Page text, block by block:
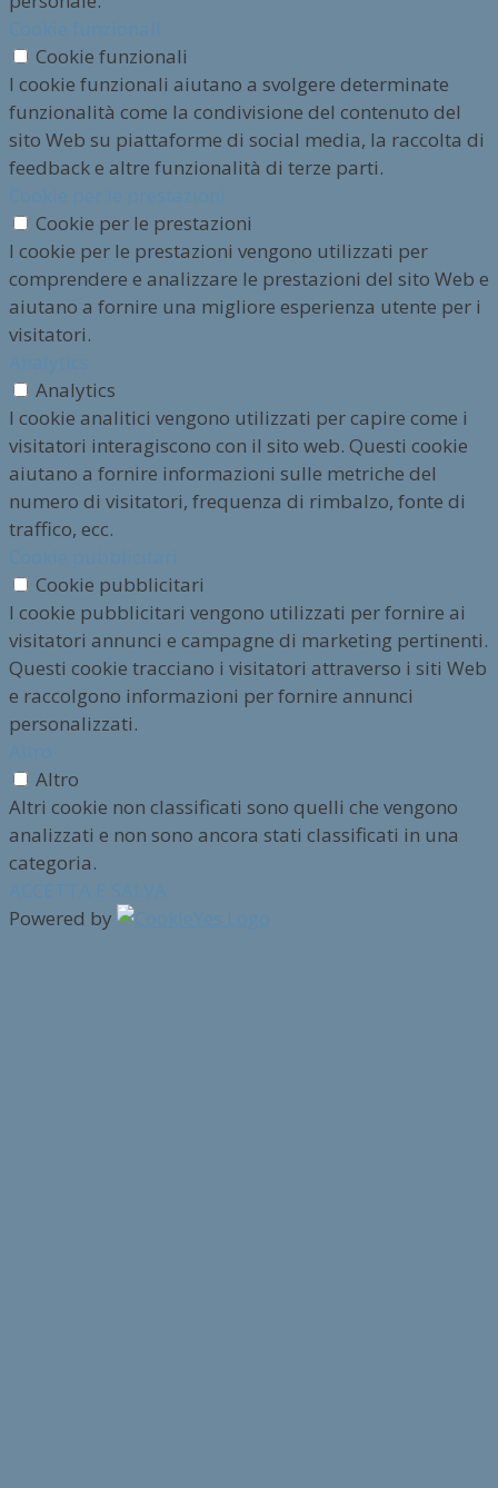
Cookie funzionali
I cookie funzionali aiutano a svolgere determinate
funzionalità come la condivisione del contenuto del
sito Web su piattaforme di social media, la raccolta di
feedback e altre funzionalità di terze parti.
Cookie per le prestazioni
I cookie per le prestazioni vengono utilizzati per
comprendere e analizzare le prestazioni del sito Web e
aiutano a fornire una migliore esperienza utente per i
visitatori.
Analytics
I cookie analitici vengono utilizzati per capire come i
visitatori interagiscono con il sito web. Questi cookie
aiutano a fornire informazioni sulle metriche del
numero di visitatori, frequenza di rimbalzo, fonte di
traffico, ecc.
Cookie pubblicitari
I cookie pubblicitari vengono utilizzati per fornire ai
visitatori annunci e campagne di marketing pertinenti.
Questi cookie tracciano i visitatori attraverso i siti Web
e raccolgono informazioni per fornire annunci
personalizzati.
Altro
Altri cookie non classificati sono quelli che vengono
analizzati e non sono ancora stati classificati in una
categoria.
Powered by